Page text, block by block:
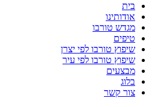
בית
אודותינו
מגדש טורבו
טיפים
שיפוץ טורבו לפי יצרן
שיפוץ טורבו לפי עיר
מבצעים
בלוג
צור קשר